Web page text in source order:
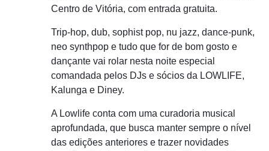
Centro de Vitória, com entrada gratuita.
Trip-hop, dub, sophist pop, nu jazz, dance-punk,
neo synthpop e tudo que for de bom gosto e
dançante vai rolar nesta noite especial
comandada pelos DJs e sócios da LOWLIFE,
Kalunga e Diney.
A Lowlife conta com uma curadoria musical
aprofundada, que busca manter sempre o nível
das edições anteriores e trazer novidades